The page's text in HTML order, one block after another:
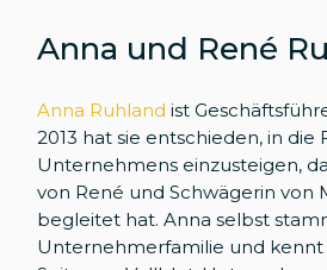
Anna und René
Anna Ruhland ist
2013 hat sie entschieden, in die
Unternehmens einzusteigen,
von René und Schwägerin von
begleitet hat. Anna selbst
Unternehmerfamilie und kennt